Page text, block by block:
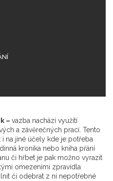
– vazba nachází využití
a závěrečných prací. Tento
na jiné účely kde je potřeba
kronika nebo kniha přání
či hřbet je pak možno vyrazit
omezeními zpravidla
či odebrat z ní nepotřebné